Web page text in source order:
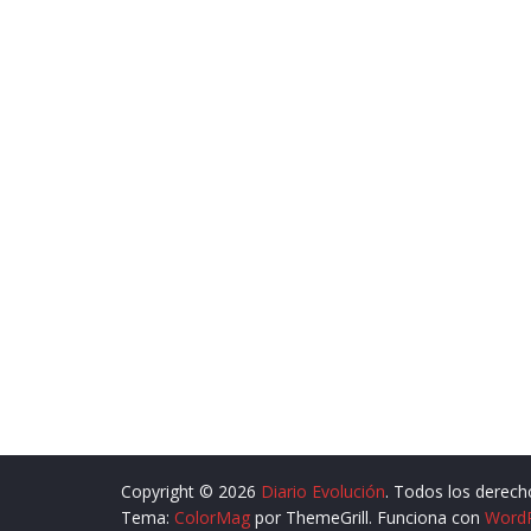
Copyright © 2026 Diario Evolución. Todos los
Tema: ColorMag por ThemeGrill. Funciona con